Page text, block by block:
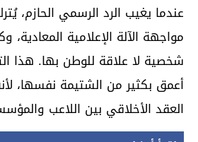
عندما يغيب الرد الرسمي الحازم،
مواجهة الآلة الإعلامية
شخصية لا علاقة للوطن بها. هذا
أعمق بكثير من الشتيمة نفسها،
العقد الأخلاقي بين اللاعب